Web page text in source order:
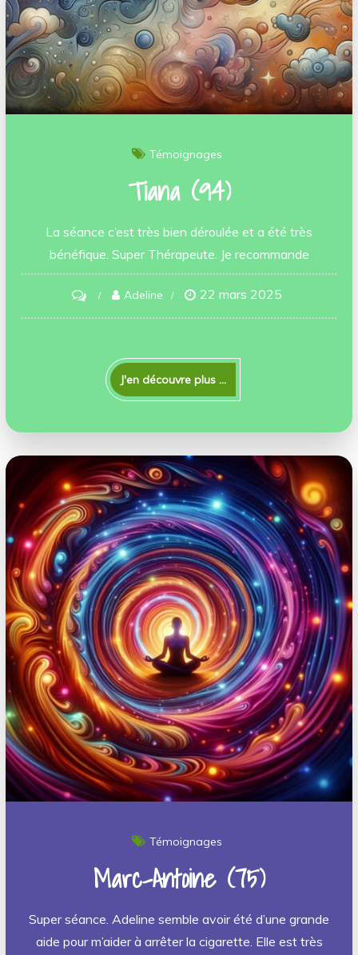
Témoignages
Tiana (94)
La séance c’est très bien déroulée et a été très
bénéfique. Super Thérapeute. Je recommande
on
Tiana
Adeline 22 mars 2025
J'en découvre plus ...
Témoignages
Marc-Antoine (75)
Super séance. Adeline semble avoir été d’une grande
aide pour m’aider à arrêter la cigarette. Elle est très